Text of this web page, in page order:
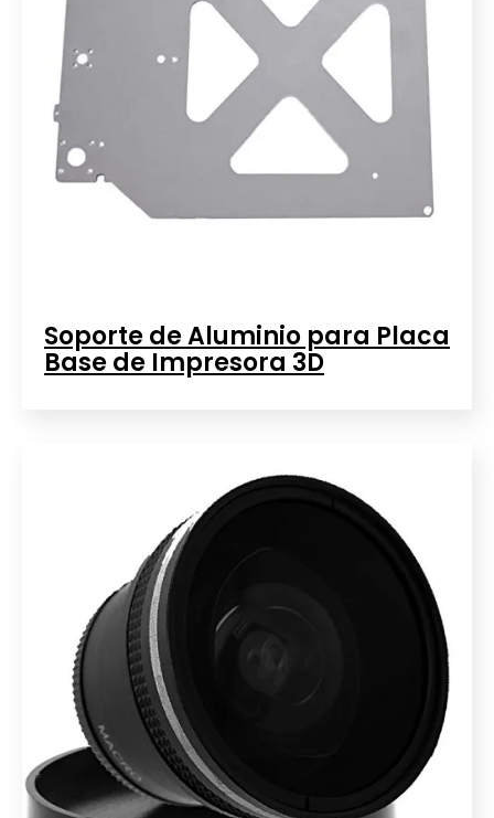
Soporte de Aluminio para Placa
Base de Impresora 3D